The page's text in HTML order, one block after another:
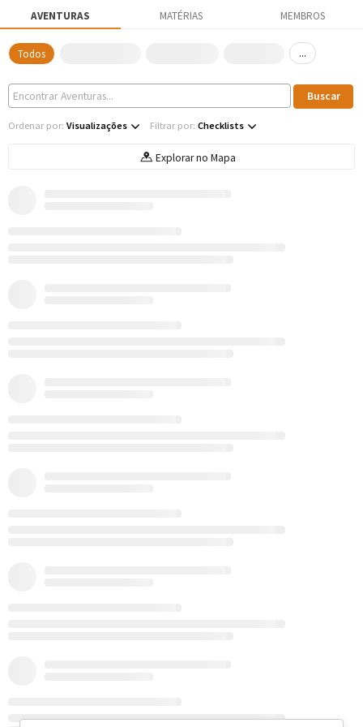
AVENTURAS MATÉRIAS MEMBROS
Todos ...
Ordenar por: Visualizações Filtrar por: Checklists
Explorar no Mapa